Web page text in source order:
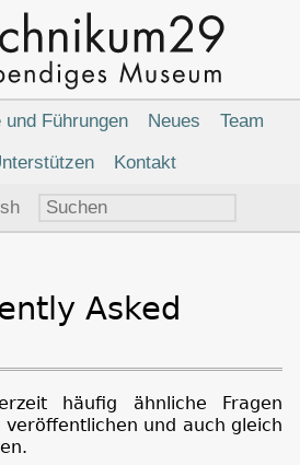
Asked
häufig ähnliche Fragen
und auch gleich
und Führungen Neues
Team
Kontakt